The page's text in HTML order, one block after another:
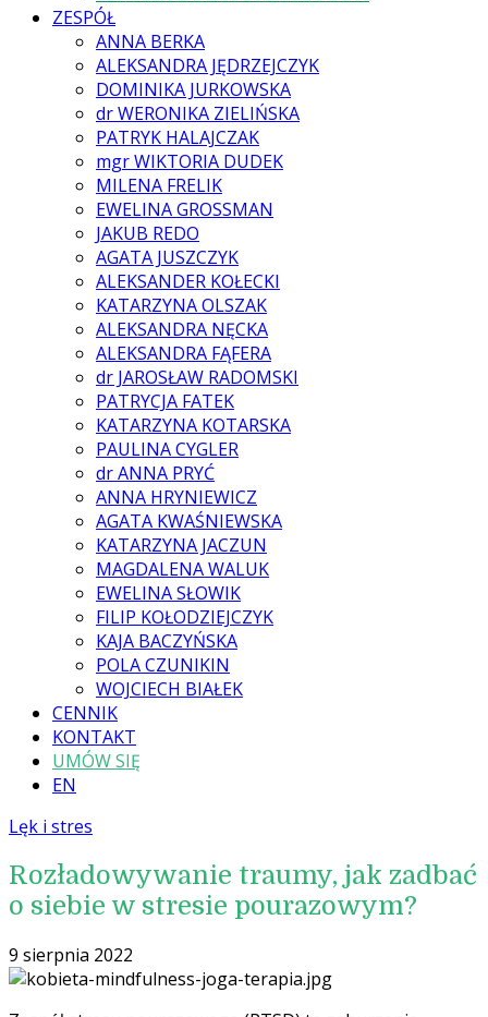
ZESPÓŁ
ANNA BERKA
ALEKSANDRA JĘDRZEJCZYK
DOMINIKA JURKOWSKA
dr WERONIKA ZIELIŃSKA
PATRYK HALAJCZAK
mgr WIKTORIA DUDEK
MILENA FRELIK
EWELINA GROSSMAN
JAKUB REDO
AGATA JUSZCZYK
ALEKSANDER KOŁECKI
KATARZYNA OLSZAK
ALEKSANDRA NĘCKA
ALEKSANDRA FĄFERA
dr JAROSŁAW RADOMSKI
PATRYCJA FATEK
KATARZYNA KOTARSKA
PAULINA CYGLER
dr ANNA PRYĆ
ANNA HRYNIEWICZ
AGATA KWAŚNIEWSKA
KATARZYNA JACZUN
MAGDALENA WALUK
EWELINA SŁOWIK
FILIP KOŁODZIEJCZYK
KAJA BACZYŃSKA
POLA CZUNIKIN
WOJCIECH BIAŁEK
CENNIK
KONTAKT
UMÓW SIĘ
EN
Lęk i stres
Rozładowywanie traumy, jak zadbać
o siebie w stresie pourazowym?
9 sierpnia 2022